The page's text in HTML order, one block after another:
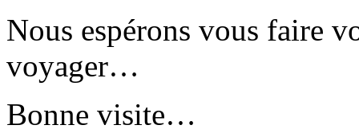
Nous espérons vous faire
voyager…
Bonne visite…